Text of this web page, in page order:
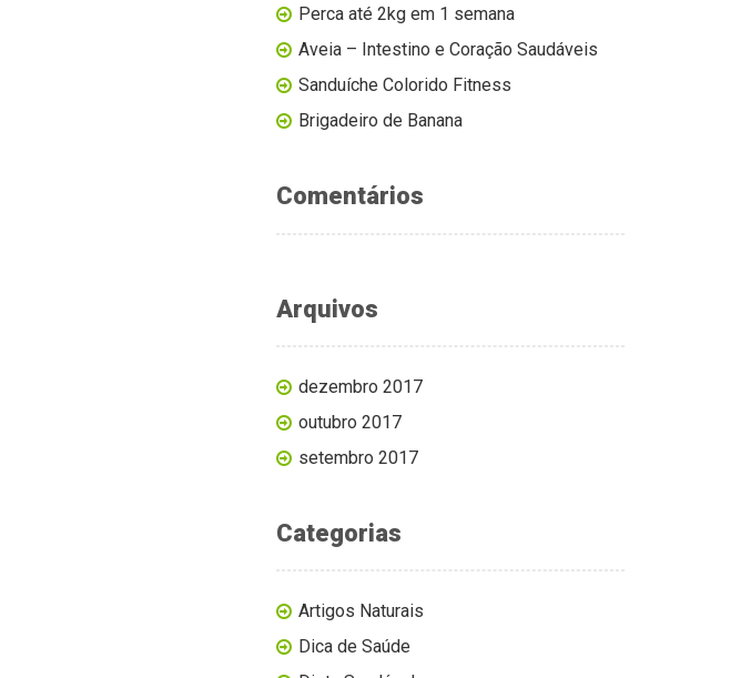
Perca até 2kg em 1 semana
Aveia – Intestino e Coração Saudáveis
Sanduíche Colorido Fitness
Brigadeiro de Banana
Comentários
Arquivos
dezembro 2017
outubro 2017
setembro 2017
Categorias
Artigos Naturais
Dica de Saúde